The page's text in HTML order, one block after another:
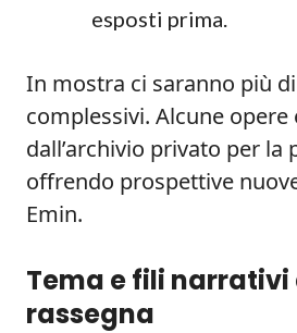
esposti prima.
In mostra ci saranno più
complessivi. Alcune opere
dall’archivio privato per la
offrendo prospettive
Emin.
Tema e fili narrativi
rassegna